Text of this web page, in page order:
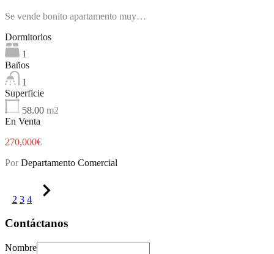
Se vende bonito apartamento muy…
Dormitorios
1
Baños
1
Superficie
58.00 m2
En Venta
270,000€
Por Departamento Comercial
2 3 4
Contáctanos
Nombre